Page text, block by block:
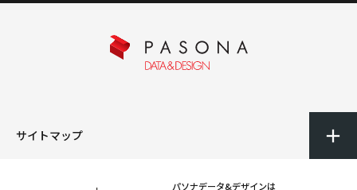
サイトマップ
パソナデータ&デザインは